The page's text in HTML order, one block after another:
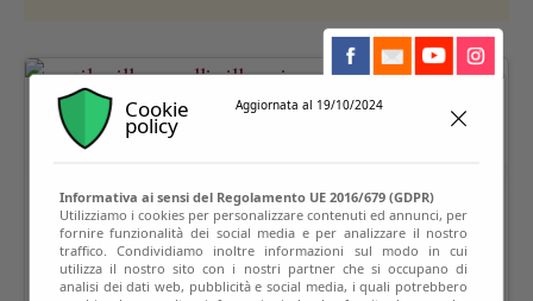
Cookie
policy
Aggiornata al 19/10/2024
Informativa ai sensi del Regolamento UE 2016/679 (GDPR)
Utilizziamo i cookies per personalizzare contenuti ed annunci, per
fornire funzionalità dei social media e per analizzare il nostro
traffico. Condividiamo inoltre informazioni sul modo in cui
utilizza il nostro sito con i nostri partner che si occupano di
analisi dei dati web, pubblicità e social media, i quali potrebbero